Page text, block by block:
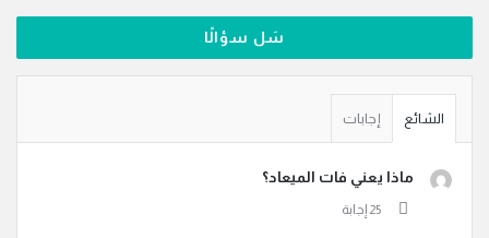
سَل سؤالًا
الشائع إجابات
ماذا يعني فات الميعاد؟